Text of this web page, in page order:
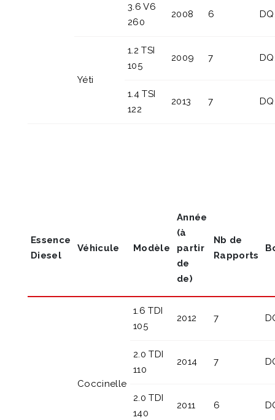
3.6 V6
260
2008 6
Yéti
1.2 TSI
105
2009 7
1.4 TSI
122
2013 7
Essence
Diesel
Véhicule Modèle
Année
(à
partir
de
de)
Nb de
Rapports
Coccinelle
1.6 TDI
105
2012 7
2.0 TDI
110
2014 7
2.0 TDI
140
2011 6